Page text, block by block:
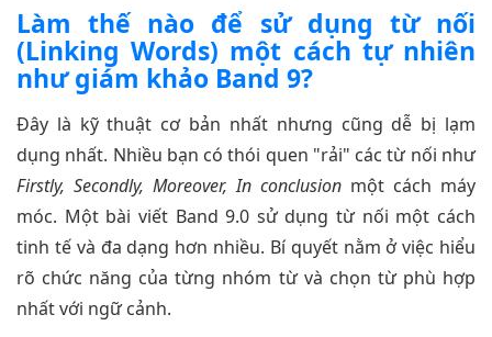
Làm thế nào để sử dụng từ nối
(Linking Words) một cách tự nhiên
như giám khảo Band 9?
Đây là kỹ thuật cơ bản nhất nhưng cũng dễ bị lạm
dụng nhất. Nhiều bạn có thói quen "rải" các từ nối như
Firstly, Secondly, Moreover, In conclusion một cách máy
móc. Một bài viết Band 9.0 sử dụng từ nối một cách
tinh tế và đa dạng hơn nhiều. Bí quyết nằm ở việc hiểu
rõ chức năng của từng nhóm từ và chọn từ phù hợp
nhất với ngữ cảnh.